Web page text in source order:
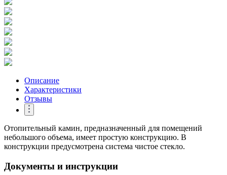
Описание
Характеристики
Отзывы
Отопительный камин, предназначенный для помещений
небольшого объема, имеет простую конструкцию. В
конструкции предусмотрена система чистое стекло.
Документы и инструкции